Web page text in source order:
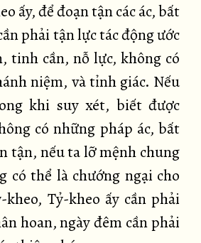
ấy, để đoạn tận các ác, bất
phải tận lực tác động ước
tinh cần, nỗ lực, không có
niệm, và tỉnh giác. Nếu
khi suy xét, biết được
có những pháp ác, bất
tận, nếu ta lỡ mệnh chung
có thể là chướng ngại cho
kheo, Tỷ-kheo ấy cần phải
hoan, ngày đêm cần phải